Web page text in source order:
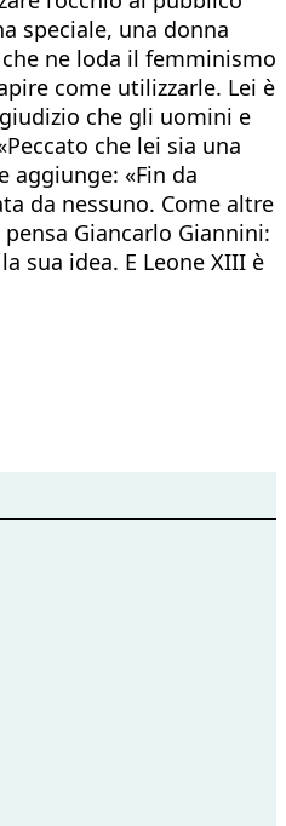
speciale, una donna
che ne loda il femminismo
come utilizzarle. Lei è
che gli uomini e
che lei sia una
aggiunge: «Fin da
da nessuno. Come altre
Giancarlo Giannini:
sua idea. E Leone XIII è